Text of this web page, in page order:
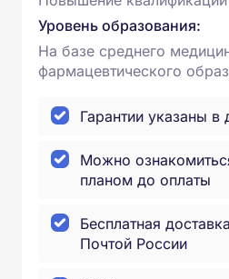
Уровень образования:
На базе среднего
фармацевтического
Гарантии указаны в
Можно
планом до оплаты
Бесплатная
Почтой России